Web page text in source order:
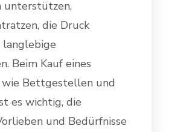
die Druck
Beim Kauf eines
wie Bettgestellen und
es wichtig, die
und Bedürfnisse